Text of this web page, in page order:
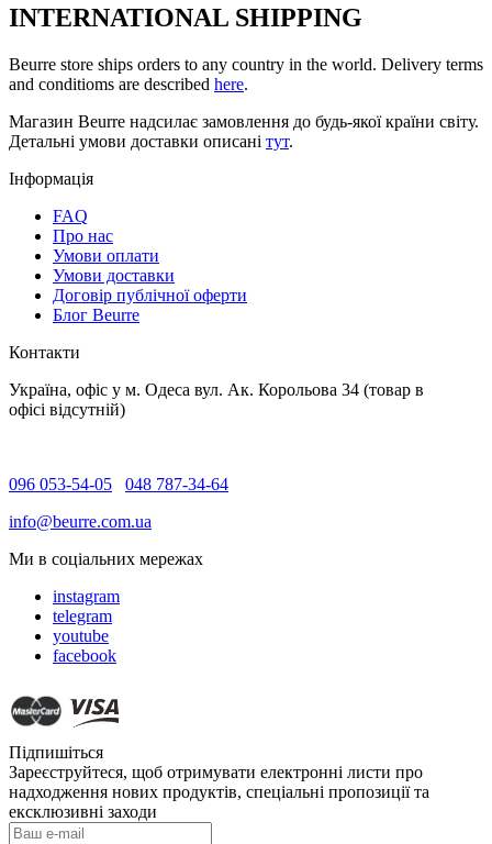
INTERNATIONAL SHIPPING
Beurre store ships orders to any country in the world. Delivery terms
and conditioms are described here.
Магазин Beurre надсилає замовлення до будь-якої країни світу.
Детальні умови доставки описані тут.
Інформація
FAQ
Про нас
Умови оплати
Умови доставки
Договір публічної оферти
Блог Beurre
Контакти
Україна, офіс у м. Одеса вул. Ак. Корольова 34 (товар в
офісі відсутній)
096 053-54-05
048 787-34-64
info@beurre.com.ua
Ми в соціальних мережах
instagram
telegram
youtube
facebook
Підпишіться
Зареєструйтеся, щоб отримувати електронні листи про
надходження нових продуктів, спеціальні пропозиції та
ексклюзивні заходи